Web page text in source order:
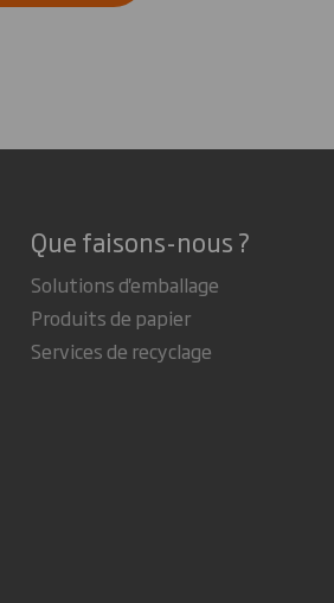
Que faisons-nous ?
Solutions d'emballage
Produits de papier
Services de recyclage